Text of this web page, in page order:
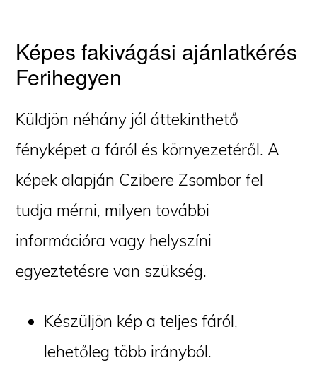
Képes fakivágási ajánlatkérés
Ferihegyen
Küldjön néhány jól áttekinthető
fényképet a fáról és környezetéről. A
képek alapján Czibere Zsombor fel
tudja mérni, milyen további
információra vagy helyszíni
egyeztetésre van szükség.
Készüljön kép a teljes fáról,
lehetőleg több irányból.